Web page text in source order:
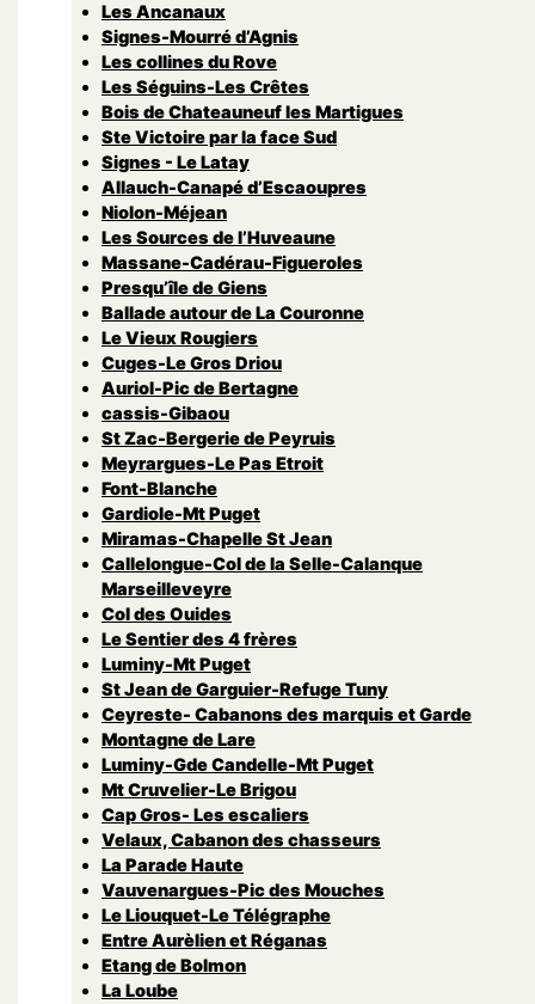
Les Ancanaux
Signes-Mourré d’Agnis
Les collines du Rove
Les Séguins-Les Crêtes
Bois de Chateauneuf les Martigues
Ste Victoire par la face Sud
Signes - Le Latay
Allauch-Canapé d’Escaoupres
Niolon-Méjean
Les Sources de l’Huveaune
Massane-Cadérau-Figueroles
Presqu’île de Giens
Ballade autour de La Couronne
Le Vieux Rougiers
Cuges-Le Gros Driou
Auriol-Pic de Bertagne
cassis-Gibaou
St Zac-Bergerie de Peyruis
Meyrargues-Le Pas Etroit
Font-Blanche
Gardiole-Mt Puget
Miramas-Chapelle St Jean
Callelongue-Col de la Selle-Calanque
Marseilleveyre
Col des Ouides
Le Sentier des 4 frères
Luminy-Mt Puget
St Jean de Garguier-Refuge Tuny
Ceyreste- Cabanons des marquis et Garde
Montagne de Lare
Luminy-Gde Candelle-Mt Puget
Mt Cruvelier-Le Brigou
Cap Gros- Les escaliers
Velaux, Cabanon des chasseurs
La Parade Haute
Vauvenargues-Pic des Mouches
Le Liouquet-Le Télégraphe
Entre Aurèlien et Réganas
Etang de Bolmon
La Loube